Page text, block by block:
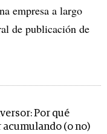
empresa a largo
de publicación de
Por qué
acumulando (o no)